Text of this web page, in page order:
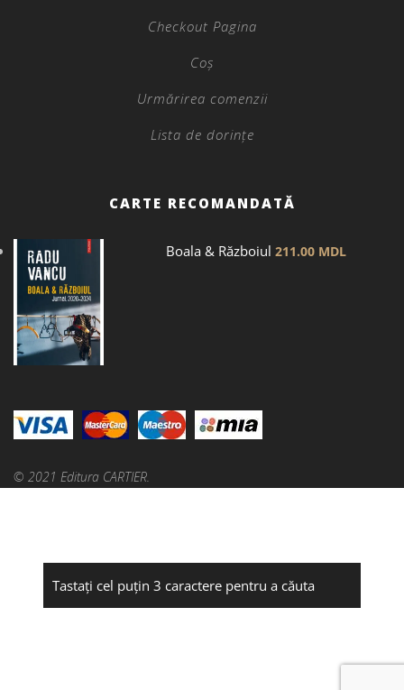
Checkout Pagina
Coș
Urmărirea comenzii
Lista de dorințe
CARTE RECOMANDATĂ
Boala & Războiul 211.00 MDL
© 2021 Editura CARTIER.